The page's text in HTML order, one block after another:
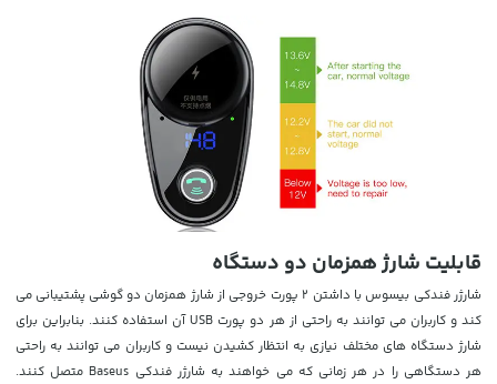
قابلیت شارژ همزمان دو دستگاه
شارژر فندکی بیسوس با داشتن 2 پورت خروجی از شارژ همزمان دو گوشی پشتیبانی می
کند و کاربران می توانند به راحتی از هر دو پورت USB آن استفاده کنند. بنابراین برای
شارژ دستگاه های مختلف نیازی به انتظار کشیدن نیست و کاربران می توانند به راحتی
هر دستگاهی را در هر زمانی که می خواهند به شارژر فندکی Baseus متصل کنند.